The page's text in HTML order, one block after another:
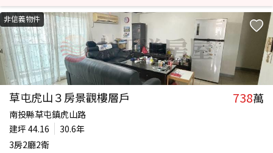
非信義物件
草屯虎山３房景觀樓層戶 738萬
南投縣草屯鎮虎山路
建坪 44.16
30.6年
3房2廳2衛